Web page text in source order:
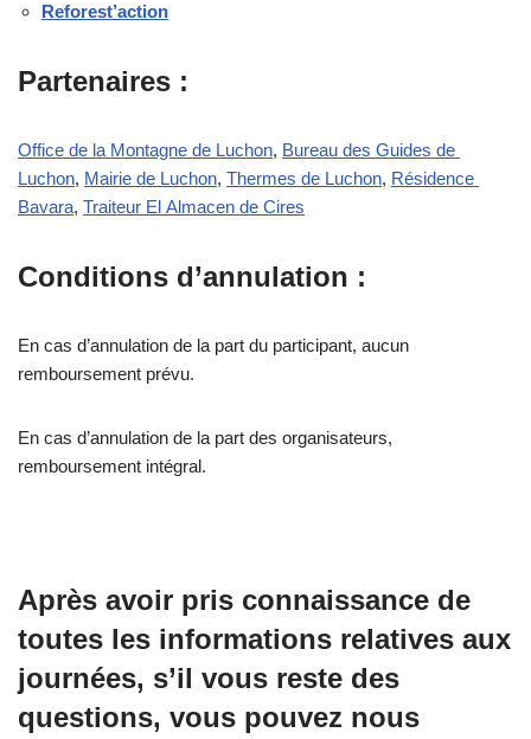
Reforest’action
Partenaires :
Office de la Montagne de Luchon, Bureau des Guides de
Luchon, Mairie de Luchon, Thermes de Luchon, Résidence
Bavara, Traiteur El Almacen de Cires
Conditions d’annulation :
En cas d’annulation de la part du participant, aucun
remboursement prévu.
En cas d’annulation de la part des organisateurs,
remboursement intégral.
Après avoir pris connaissance de
toutes les informations relatives aux
journées, s’il vous reste des
questions, vous pouvez nous